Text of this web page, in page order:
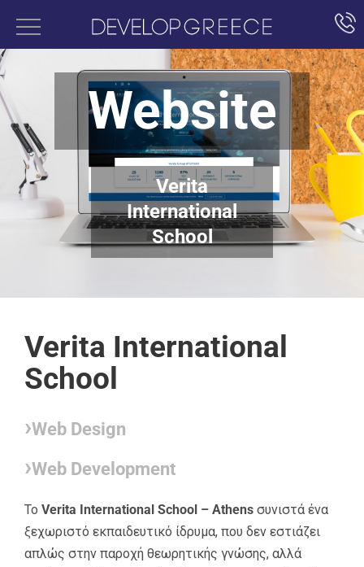
Website
Verita
International
School
Verita International
School
›Web Design
›Web Development
Το Verita International School – Athens συνιστά ένα
ξεχωριστό εκπαιδευτικό ίδρυμα, που δεν εστιάζει
απλώς στην παροχή θεωρητικής γνώσης, αλλά